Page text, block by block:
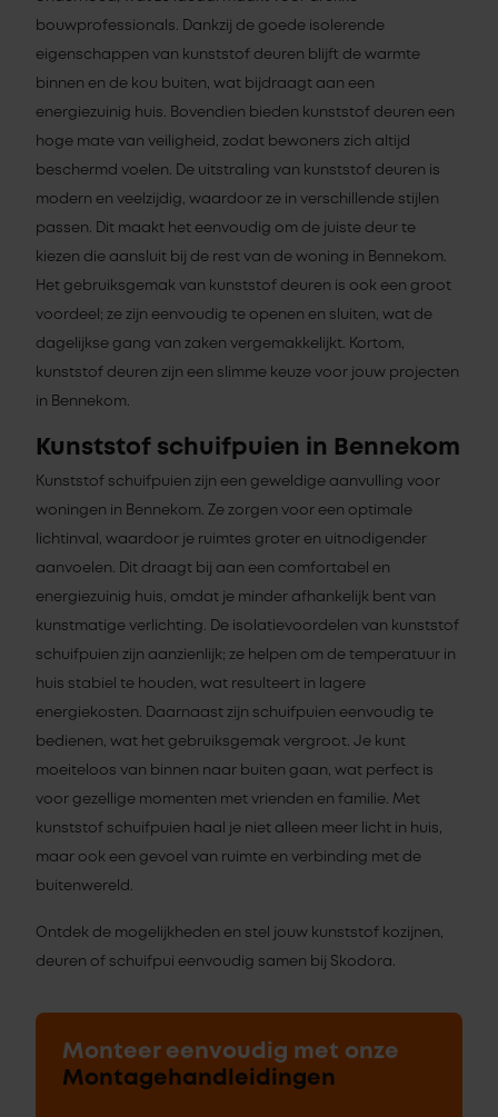
bouwprofessionals. Dankzij de goede isolerende
eigenschappen van kunststof deuren blijft de warmte
binnen en de kou buiten, wat bijdraagt aan een
energiezuinig huis. Bovendien bieden kunststof deuren een
hoge mate van veiligheid, zodat bewoners zich altijd
beschermd voelen. De uitstraling van kunststof deuren is
modern en veelzijdig, waardoor ze in verschillende stijlen
passen. Dit maakt het eenvoudig om de juiste deur te
kiezen die aansluit bij de rest van de woning in Bennekom.
Het gebruiksgemak van kunststof deuren is ook een groot
voordeel; ze zijn eenvoudig te openen en sluiten, wat de
dagelijkse gang van zaken vergemakkelijkt. Kortom,
kunststof deuren zijn een slimme keuze voor jouw projecten
in Bennekom.
Kunststof schuifpuien in Bennekom
Kunststof schuifpuien zijn een geweldige aanvulling voor
woningen in Bennekom. Ze zorgen voor een optimale
lichtinval, waardoor je ruimtes groter en uitnodigender
aanvoelen. Dit draagt bij aan een comfortabel en
energiezuinig huis, omdat je minder afhankelijk bent van
kunstmatige verlichting. De isolatievoordelen van kunststof
schuifpuien zijn aanzienlijk; ze helpen om de temperatuur in
huis stabiel te houden, wat resulteert in lagere
energiekosten. Daarnaast zijn schuifpuien eenvoudig te
bedienen, wat het gebruiksgemak vergroot. Je kunt
moeiteloos van binnen naar buiten gaan, wat perfect is
voor gezellige momenten met vrienden en familie. Met
kunststof schuifpuien haal je niet alleen meer licht in huis,
maar ook een gevoel van ruimte en verbinding met de
buitenwereld.
Ontdek de mogelijkheden en stel jouw kunststof kozijnen,
deuren of schuifpui eenvoudig samen bij Skodora.
Monteer eenvoudig met onze
Montagehandleidingen